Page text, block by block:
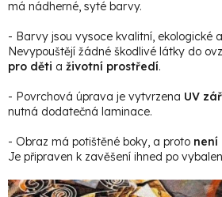
má nádherné, syté barvy.
- Barvy jsou vysoce kvalitní, ekologické
Nevypouštějí žádné škodlivé látky do
pro děti a životní prostředí.
- Povrchová úprava je vytvrzena UV
nutná dodatečná laminace.
- Obraz má potištěné boky, a proto není
Je připraven k zavěšení ihned po